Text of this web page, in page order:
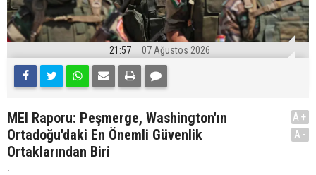
21:57 07 Ağustos 2026
MEI Raporu: Peşmerge, Washington'ın
Ortadoğu'daki En Önemli Güvenlik
Ortaklarından Biri
.
A+
A-